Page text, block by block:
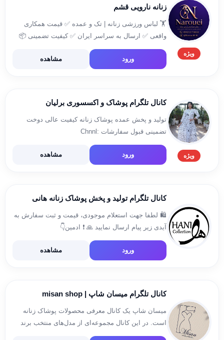
ویژه
زنانه نارویی قشم
🏋️ لباس ورزشی زنانه | تک و عمده ✅ قیمت همکاری
واقعی ✅ ارسال به سراسر ایران ✅ کیفیت تضمینی 📦
سفارش تک و عمده: ارسال پیام جهت سفارش 💌
ورود مشاهده
ویژه
کانال تلگرام پوشاک و اکسسوری برلیان
تولید و پخش عمده پوشاک زنانه کیفیت عالی دوخت
تضمینی قبول سفارشات Chnnl:
https://t.me/lebasbanooyek Admin: @Mmizadee
ورود
مشاهده
کانال تلگرام تولید و پخش پوشاک زنانه هانی
🛍 لطفا جهت استعلام موجودی، قیمت و ثبت سفارش به
آیدی زیر پیام ارسال نمایید 🙏 ❗️ ادمین👇
@Hani_Collection_Admin
ورود
مشاهده
کانال تلگرام میسان شاپ | misan shop
میسان شاپ یک کانال معرفی محصولات پوشاک زنانه
است. در این کانال مجموعه‌ای از مدل‌های منتخب برند
میسان نمایش داده می‌شود. ارتباط با ادمین: